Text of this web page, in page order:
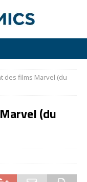
des films Marvel (du
(du